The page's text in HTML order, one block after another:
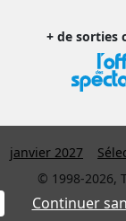
+ de sorties
janvier 2027
© 1998-2026,
Continuer